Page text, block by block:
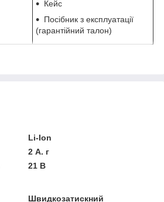
Кейс
Посібник з експлуатації
(гарантійний талон)
Li-Ion
2 А. г
21 В
Швидкозатискний